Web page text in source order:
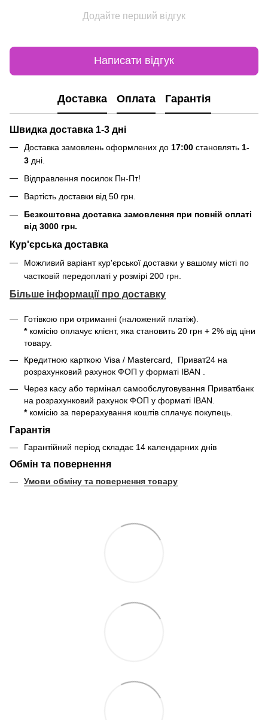
Додайте перший відгук
Написати відгук
Доставка Оплата Гарантія
Швидка доставка 1-3 дні
Доставка замовлень оформлених до 17:00 становлять 1-
3 дні.
Відправлення посилок Пн-Пт!
Вартість доставки від 50 грн.
Безкоштовна доставка замовлення при повній оплаті
від 3000 грн.
Кур'єрська доставка
Можливий варіант кур'єрської доставки у вашому місті по
частковій передоплаті у розмірі 200 грн.
Більше інформації про доставку
Готівкою при отриманні (наложений платіж).
* комісію оплачує клієнт, яка становить 20 грн + 2% від ціни
товару.
Кредитною карткою Visa / Mastercard, Приват24 на
розрахунковий рахунок ФОП у форматі IBAN
Через касу або термінал самообслуговування Приватбанк
на розрахунковий рахунок ФОП у форматі IBAN.
* комісію за перерахування коштів сплачує покупець.
Гарантія
Гарантійний період складає 14 календарних днів
Обмін та повернення
Умови обміну та повернення товару